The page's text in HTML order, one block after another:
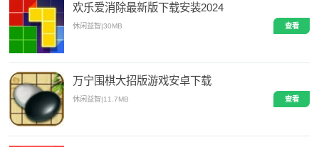
欢乐爱消除最新版下载安装2024
休闲益智|30MB 查看
万宁围棋大招版游戏安卓下载
休闲益智|11.7MB 查看